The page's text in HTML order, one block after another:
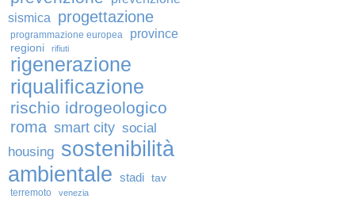
sismica
progettazione
programmazione europea province
regioni rifiuti
rigenerazione
riqualificazione
rischio idrogeologico
roma smart city social
housing sostenibilità
ambientale stadi tav
terremoto venezia